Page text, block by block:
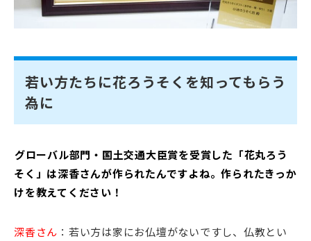
若い方たちに花ろうそくを知ってもらう
為に
――グローバル部門・国土交通大臣賞を受賞した「花丸ろう
そく」は深香さんが作られたんですよね。作られたきっか
けを教えてください！
深香さん ：若い方は家にお仏壇がないですし、仏教とい